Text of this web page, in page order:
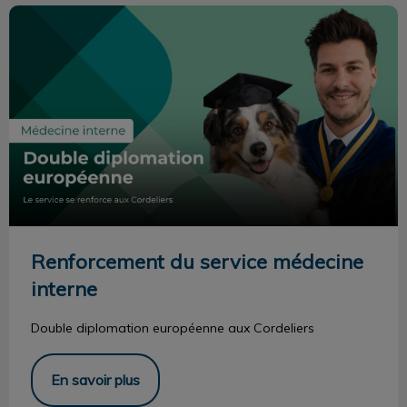
Renforcement du service médecine interne
Renforcement du service médecine
interne
Double diplomation européenne aux Cordeliers
En savoir plus